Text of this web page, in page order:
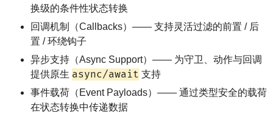
换级的条件性状态转换
回调机制（Callbacks）—— 支持灵活过滤的前置 / 后
置 / 环绕钩子
异步支持（Async Support）—— 为守卫、动作与回调
提供原生 async/await 支持
事件载荷（Event Payloads）—— 通过类型安全的载荷
在状态转换中传递数据